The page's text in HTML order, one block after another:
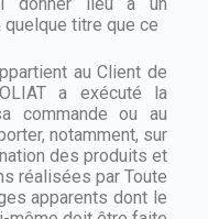
titre que ce
au Client de
a exécuté la
commande ou au
notamment, sur
des produits et
réalisées par Toute
apparents dont le